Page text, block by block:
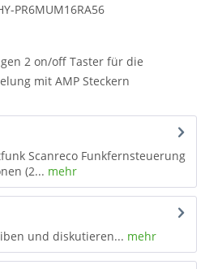
PR6MUM16RA56
2 on/off Taster für die
mit AMP Steckern
Scanreco Funkfernsteuerung
(2... mehr
und diskutieren... mehr